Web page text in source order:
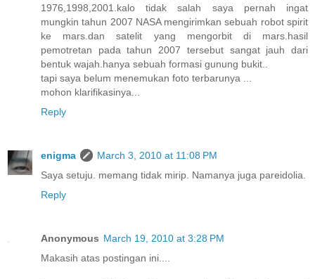
1976,1998,2001.kalo tidak salah saya pernah ingat
mungkin tahun 2007 NASA mengirimkan sebuah robot spirit
ke mars.dan satelit yang mengorbit di mars.hasil
pemotretan pada tahun 2007 tersebut sangat jauh dari
bentuk wajah.hanya sebuah formasi gunung bukit..
tapi saya belum menemukan foto terbarunya ...
mohon klarifikasinya...
Reply
enigma
March 3, 2010 at 11:08 PM
Saya setuju. memang tidak mirip. Namanya juga pareidolia.
Reply
Anonymous March 19, 2010 at 3:28 PM
Makasih atas postingan ini....